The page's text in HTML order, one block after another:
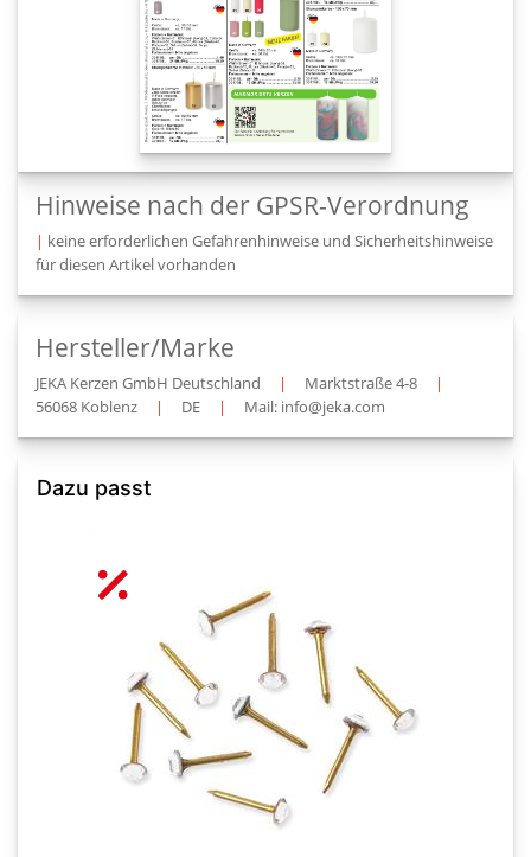
Hinweise nach der GPSR-Verordnung
| keine erforderlichen Gefahrenhinweise und Sicherheitshinweise
für diesen Artikel vorhanden
Hersteller/Marke
JEKA Kerzen GmbH Deutschland | Marktstraße 4-8
|
56068 Koblenz
| DE | Mail: info@jeka.com
Dazu passt